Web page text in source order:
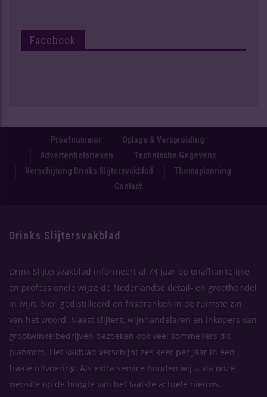
Facebook
Proefnummer
Oplage & Verspreiding
Advertentietarieven
Technische Gegevens
Verschijning Drinks Slijtersvakblad
Themaplanning
Contact
Drinks Slijtersvakblad
Drink Slijtersvakblad informeert al 74 jaar op onafhankelijke
en professionele wijze de Nederlandse detail- en groothandel
in wijn, bier, gedistilleerd en frisdranken in de ruimste zin
van het woord. Naast slijters, wijnhandelaren en inkopers van
grootwinkelbedrijven bezoeken ook veel sommeliers dit
platvorm. Het vakblad verschijnt zes keer per jaar in een
fraaie uitvoering. Als extra service houden wij u via onze
website op de hoogte van het laatste actuele nieuws.